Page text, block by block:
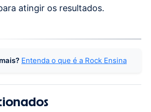
atingir os resultados.
Entenda o que é a Rock Ensina